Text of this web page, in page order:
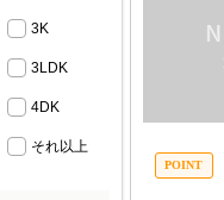
3K
3LDK
4DK
それ以上